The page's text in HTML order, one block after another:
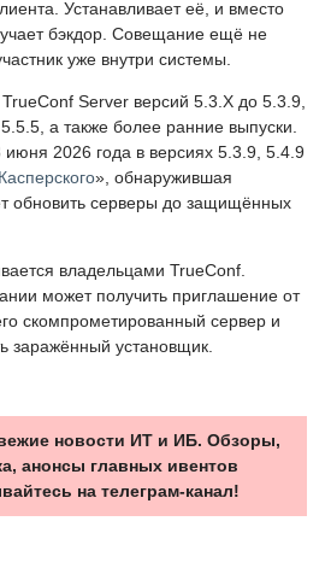
Устанавливает её, и вместо
бэкдор. Совещание ещё не
уже внутри системы.
Server версий 5.3.X до 5.3.9,
а также более ранние выпуски.
июня 2026 года в версиях 5.3.9, 5.4.9
», обнаружившая
обновить серверы до защищённых
владельцами TrueConf.
может получить приглашение от
скомпрометированный сервер и
заражённый установщик.
новости ИТ и ИБ. Обзоры,
анонсы главных ивентов
на телеграм-канал!